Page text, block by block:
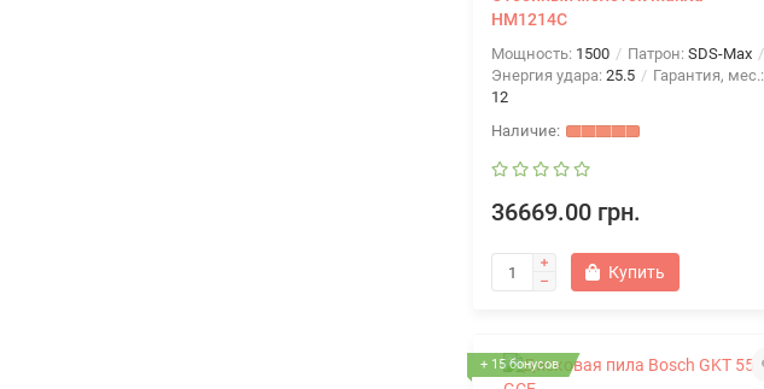
HM1214C
Мощность: 1500 Патрон: SDS-Max
Энергия удара: 25.5
Гарантия, мес.:
12
36669.00 грн.
Купить
+ 15 бонусов